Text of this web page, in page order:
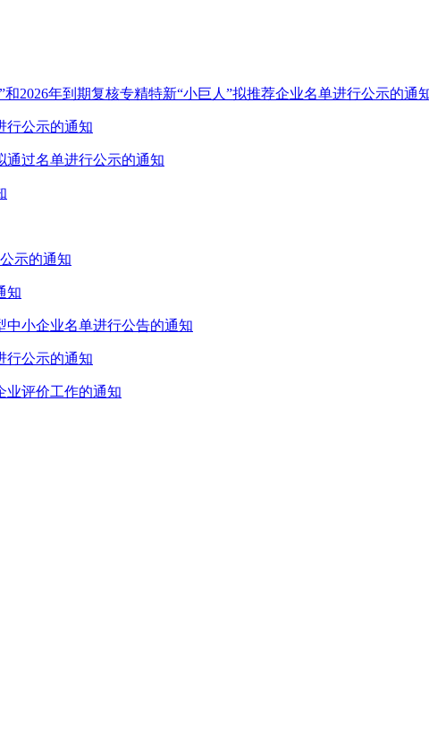
2026年到期复核专精特新“小巨人”拟推荐企业名单进行公示的通
行公示的通知
通过名单进行公示的通知
示的通知
知
中小企业名单进行公告的通知
行公示的通知
业评价工作的通知